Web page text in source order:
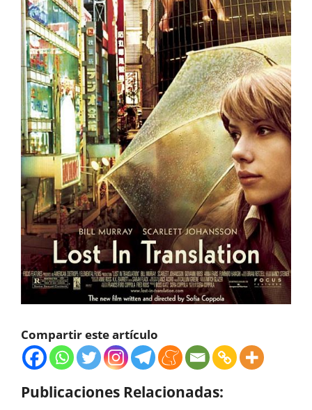
Compartir este artículo
Publicaciones Relacionadas: